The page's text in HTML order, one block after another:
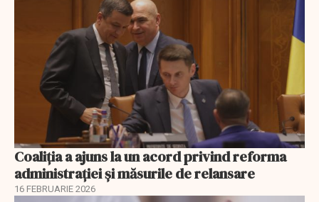
Coaliția a ajuns la un acord privind reforma
administrației și măsurile de relansare
16 FEBRUARIE 2026